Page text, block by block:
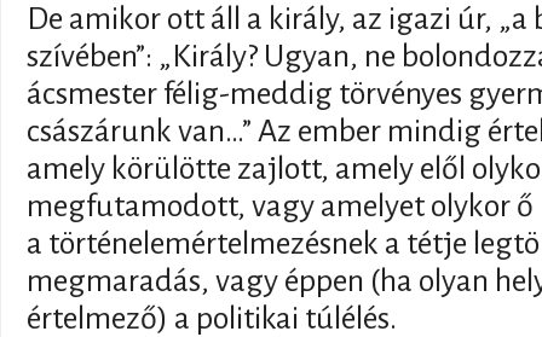
De amikor ott áll a király, az igazi úr, „a
szívében”: „Király? Ugyan, ne
ácsmester félig-meddig törvényes
császárunk van…” Az ember mindig
amely körülötte zajlott, amely elől
megfutamodott, vagy amelyet olykor ő
a történelemértelmezésnek a tétje
megmaradás, vagy éppen (ha olyan
értelmező) a politikai túlélés.